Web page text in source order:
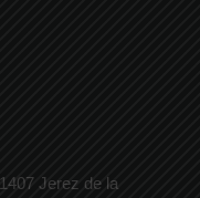
Jerez de la